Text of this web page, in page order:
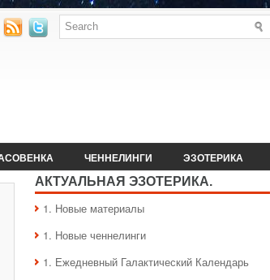
ЧЕННЕЛИНГИ ЭЗОТЕРИКА
АКТУАЛЬНАЯ ЭЗОТЕРИКА.
1. Hовые материалы
1. Hовые ченнелинги
1. Ежедневный Галактический Календарь